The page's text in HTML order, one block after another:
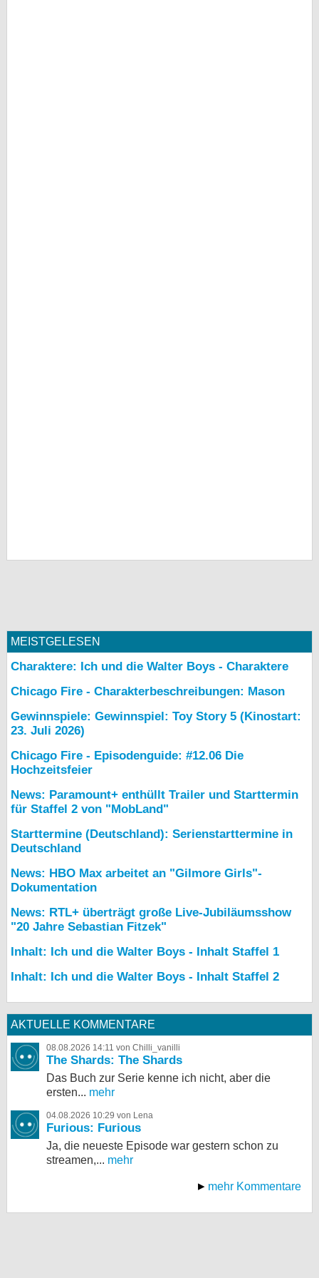
MEISTGELESEN
Charaktere: Ich und die Walter Boys - Charaktere
Chicago Fire - Charakterbeschreibungen: Mason
Gewinnspiele: Gewinnspiel: Toy Story 5 (Kinostart:
23. Juli 2026)
Chicago Fire - Episodenguide: #12.06 Die
Hochzeitsfeier
News: Paramount+ enthüllt Trailer und Starttermin
für Staffel 2 von "MobLand"
Starttermine (Deutschland): Serienstarttermine in
Deutschland
News: HBO Max arbeitet an "Gilmore Girls"-
Dokumentation
News: RTL+ überträgt große Live-Jubiläumsshow
"20 Jahre Sebastian Fitzek"
Inhalt: Ich und die Walter Boys - Inhalt Staffel 1
Inhalt: Ich und die Walter Boys - Inhalt Staffel 2
AKTUELLE KOMMENTARE
08.08.2026 14:11 von Chilli_vanilli
The Shards: The Shards
Das Buch zur Serie kenne ich nicht, aber die
ersten... mehr
04.08.2026 10:29 von Lena
Furious: Furious
Ja, die neueste Episode war gestern schon zu
streamen,... mehr
mehr Kommentare